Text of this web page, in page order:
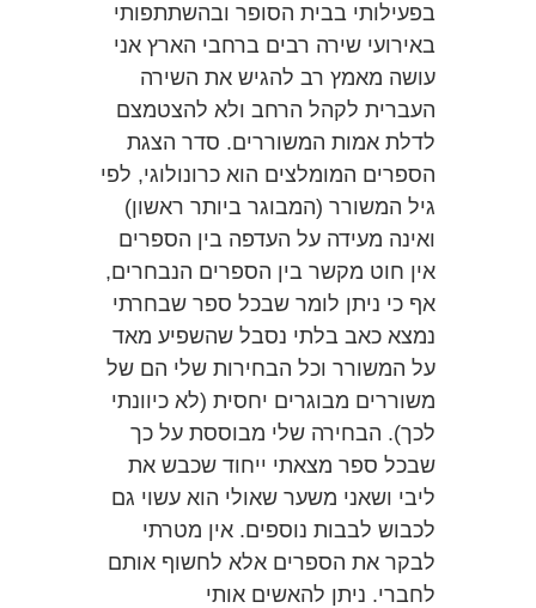
בפעילותי בבית הסופר ובהשתתפותי
באירועי שירה רבים ברחבי הארץ אני
עושה מאמץ רב להגיש את השירה
העברית לקהל הרחב ולא להצטמצם
לדלת אמות המשוררים. סדר הצגת
הספרים המומלצים הוא כרונולוגי, לפי
גיל המשורר (המבוגר ביותר ראשון)
ואינה מעידה על העדפה בין הספרים
אין חוט מקשר בין הספרים הנבחרים,
אף כי ניתן לומר שבכל ספר שבחרתי
נמצא כאב בלתי נסבל שהשפיע מאד
על המשורר וכל הבחירות שלי הם של
משוררים מבוגרים יחסית (לא כיוונתי
לכך). הבחירה שלי מבוססת על כך
שבכל ספר מצאתי ייחוד שכבש את
ליבי ושאני משער שאולי הוא עשוי גם
לכבוש לבבות נוספים. אין מטרתי
לבקר את הספרים אלא לחשוף אותם
לחברי. ניתן להאשים אותי